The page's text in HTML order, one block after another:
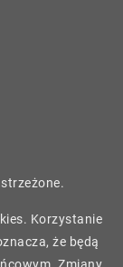
Korzystanie
że będą